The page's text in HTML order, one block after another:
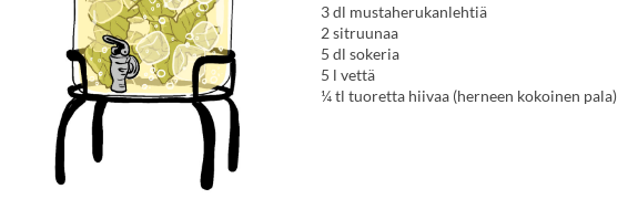
3 dl mustaherukanlehtiä
2 sitruunaa
5 dl sokeria
5 l vettä
¼ tl tuoretta hiivaa (herneen kokoinen pala)